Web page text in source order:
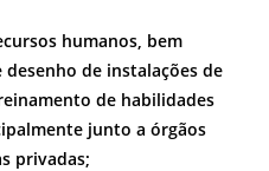
humanos, bem
de instalações de
de habilidades
junto a órgãos
privadas;